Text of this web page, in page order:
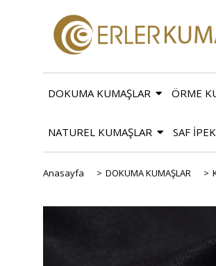
DOKUMA KUMAŞLAR ÖRME
NATUREL KUMAŞLAR SAF
Anasayfa > DOKUMA KUMAŞLAR >